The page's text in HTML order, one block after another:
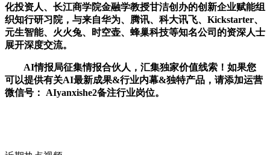
化投资人、长江商学院金融学教授甘洁创办的创新企业赋能组
织知行研习院，与来自华为、腾讯、科大讯飞、Kickstarter、
元生智能、火火兔、时空壶、蜂巢科技等知名公司的资深人士
展开深度交流。
AI情报局征集情报合伙人，汇集独家价值线索！如果您
可以提供有关AI最新成果&行业内幕&独特产品，请添加运营
微信号： AIyanxishe2备注行业岗位。